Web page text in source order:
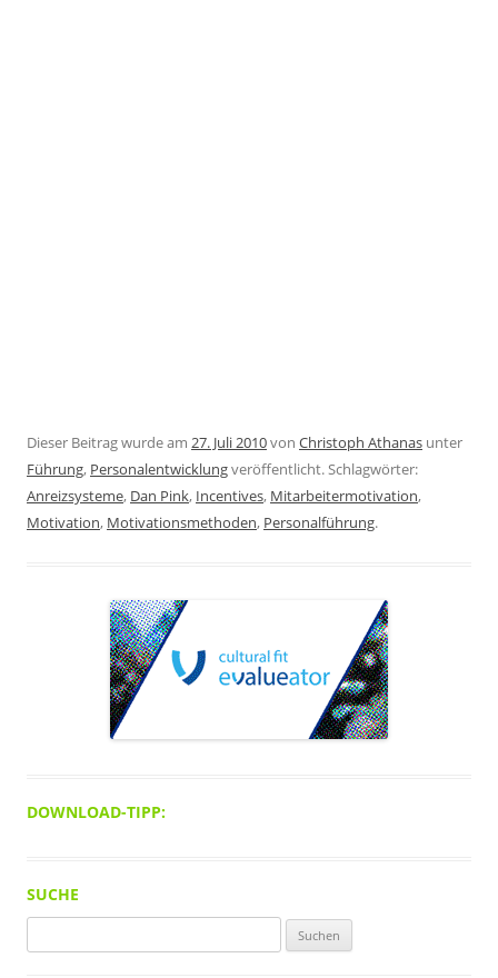
Dieser Beitrag wurde am 27. Juli 2010von Christoph Athanas unter
Führung, Personalentwicklungveröffentlicht. Schlagwörter:
Anreizsysteme, Dan Pink, Incentives, Mitarbeitermotivation,
Motivation, Motivationsmethoden, Personalführung.
DOWNLOAD-TIPP:
SUCHE
nach: